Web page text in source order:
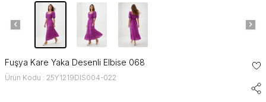
Fuşya Kare Yaka Desenli Elbise 068
Ürün Kodu : 25Y1219DIS004-022